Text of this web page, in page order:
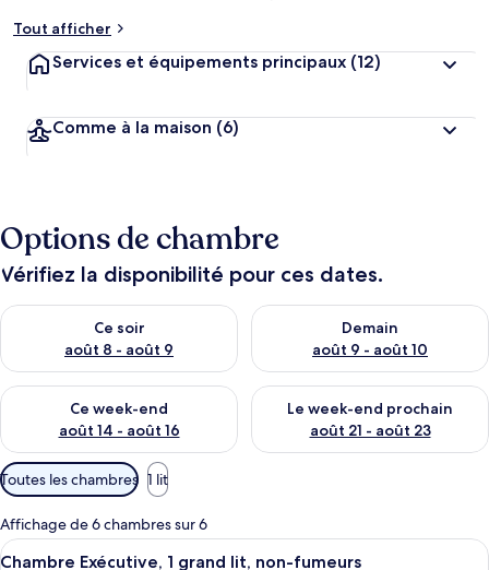
Tout afficher
Services et équipements principaux (12)
Comme à la maison (6)
Options de chambre
Vérifiez la disponibilité pour ces dates.
Ce soir
août 8 - août 9
Vérifier la disponibilité pour ce soir août 8 - août 9
Demain
août 9 - août 10
Vérifier la disponibilité pour
Ce week-end
août 14 - août 16
Vérifier la disponibilité pour ce week-end août 14 - août 16
Le week-end prochain
août 21 - août 23
Vérifier la disponibilité pour
Filtres
disponibles
pour
les
chambres
Toutes les chambres 1 lit
Affichage de 6 chambres sur 6
Afficher
Une chambre d’hôtel avec un lit, un
8
Chambre Exécutive, 1 grand lit, non-fumeurs